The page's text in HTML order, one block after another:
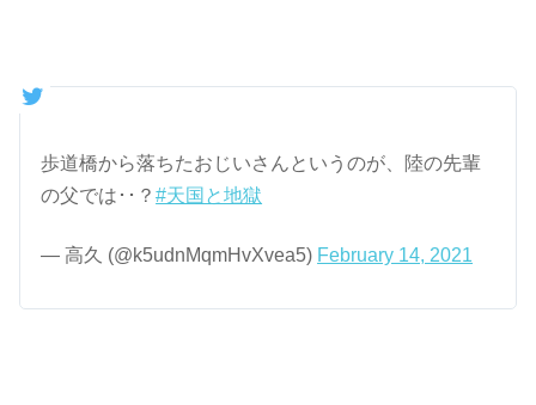
歩道橋から落ちたおじいさんというのが、陸の先輩
の父では･･？#天国と地獄
— 高久 (@k5udnMqmHvXvea5) February 14, 2021